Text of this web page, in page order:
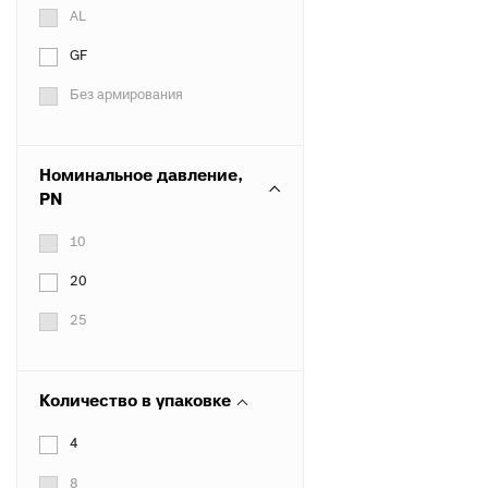
AL
GF
Без армирования
Номинальное давление,
PN
10
20
25
Количество в упаковке
4
8